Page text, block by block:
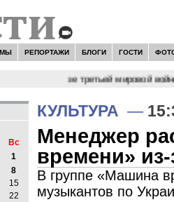
РЕПОРТАЖИ БЛОГИ ГОСТИ
стоит к угрозе третьей мировой
Вс
1
8
15
22
КУЛЬТУРА —
Менеджер
времени»
В группе «Машина
музыкантов по